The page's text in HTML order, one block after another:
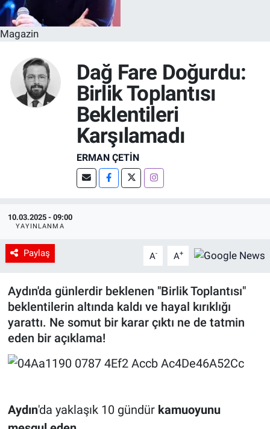
Magazin
Dağ Fare Doğurdu:
Birlik Toplantısı
Beklentileri
Karşılamadı
ERMAN ÇETIN
10.03.2025 - 09:00
YAYINLANMA
Paylaş A- A+
Aydın'da günlerdir beklenen "Birlik Toplantısı"
beklentilerin altında kaldı ve hayal kırıklığı
yarattı. Ne somut bir karar çıktı ne de tatmin
eden bir açıklama!
Aydın'da yaklaşık 10 gündür kamuoyunu